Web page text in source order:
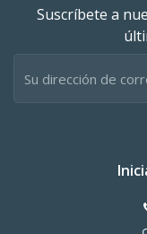
Suscríbete a